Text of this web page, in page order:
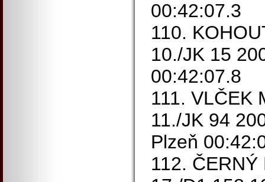
00:42:07.3
110.
10./JK 15
00:42:07.8
111. VLČEK
11./JK 94
Plzeň
112.